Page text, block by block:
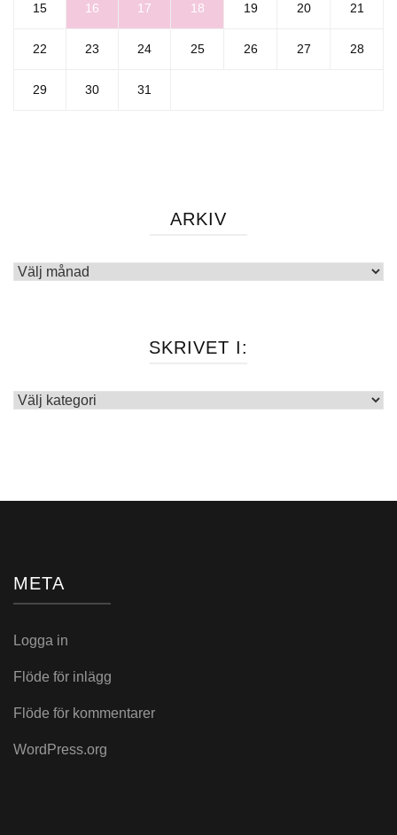
15 16 17 18 19 20 21
22 23 24 25 26 27 28
29 30 31
ARKIV
Arkiv
SKRIVET I:
Skrivet
META
Logga in
Flöde för inlägg
Flöde för kommentarer
WordPress.org